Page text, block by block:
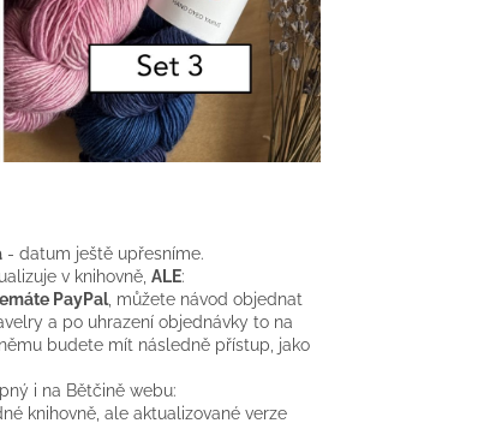
- datum ještě upřesníme.
v knihovně, ALE:
PayPal, můžete návod objednat
a po uhrazení objednávky to na
budete mít následně přístup, jako
i na Bětčině webu:
knihovně, ale aktualizované verze